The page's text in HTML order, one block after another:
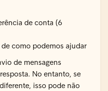
de conta (6
como podemos ajudar
de mensagens
No entanto, se
isso pode não